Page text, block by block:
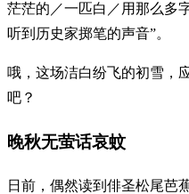
茫茫的／一匹白／用那么多
听到历史家掷笔的声音”。
哦，这场洁白纷飞的初雪，
吧？
晚秋无萤话哀蚊
日前，偶然读到俳圣松尾芭